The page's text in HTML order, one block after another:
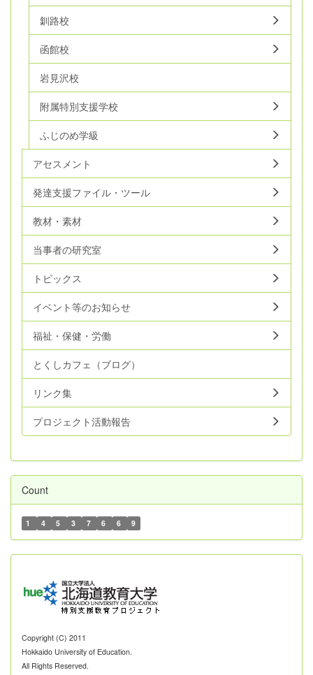
釧路校
函館校
岩見沢校
附属特別支援学校
ふじのめ学級
アセスメント
発達支援ファイル・ツール
教材・素材
当事者の研究室
トピックス
イベント等のお知らせ
福祉・保健・労働
とくしカフェ（ブログ）
リンク集
プロジェクト活動報告
Count
1 4 5 3 7 6 6 9
Copyright (C) 2011
Hokkaido University of Education.
All Rights Reserved.